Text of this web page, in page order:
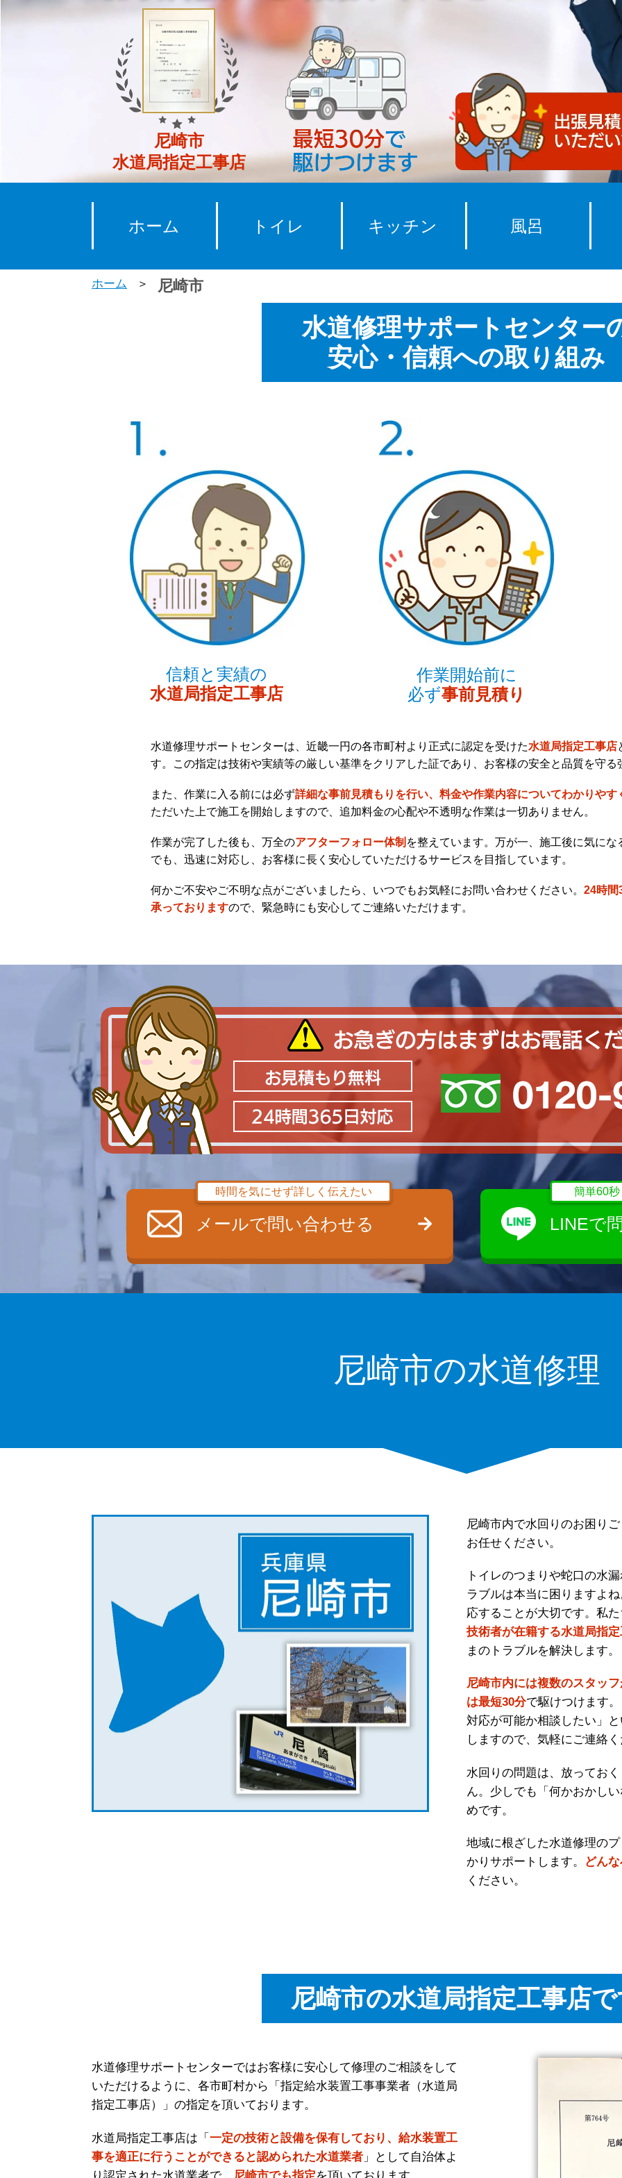
尼崎市
水道局指定工事店
ホーム トイレ キッチン 風呂
ホーム 尼崎市
水道修理サポートセンター
安心・信頼への取り組み
信頼と実績の
水道局指定工事店
作業開始前に
必ず事前見積り
水道修理サポートセンターは、近畿一円の各市町村より正式に認定を受けた水道局指定工事店
す。この指定は技術や実績等の厳しい基準をクリアした証であり、お客様の安全と品質を守
また、作業に入る前には必ず詳細な事前見積もりを行い、料金や作業内容についてわかりやす
ただいた上で施工を開始しますので、追加料金の心配や不透明な作業は一切ありません。
作業が完了した後も、万全のアフターフォロー体制 を整えています。万が一、施工後に気に
でも、迅速に対応し、お客様に長く安心していただけるサービスを目指しています。
何かご不安やご不明な点がございましたら、いつでもお気軽にお問い合わせください。 24時間
承っておりますので、緊急時にも安心してご連絡いただけます。
時間を気にせず詳しく伝えたい
メールで問い合わせる
簡単60
LINEで
尼崎市の水道修理
尼崎市内で水回りのお困り
お任せください。
トイレのつまりや蛇口の水
ラブルは本当に困りますよ
応することが大切です。私
技術者が在籍する水道局指
まのトラブルを解決します。
尼崎市内には複数のスタッ
は最短30分で駆けつけます
対応が可能か相談したい」
しますので、気軽にご連絡
水回りの問題は、放ってお
ん。少しでも「何かおかし
めです。
地域に根ざした水道修理の
かりサポートします。
どん
ください。
尼崎市の水道局指定工事店
水道修理サポートセンターではお客様に安心して修理のご相談をして
いただけるように、各市町村から「指定給水装置工事事業者（水道局
指定工事店）」の指定を頂いております。
水道局指定工事店は「 一定の技術と設備を保有しており、給水装置工
事を適正に行うことができると認められた水道業者 」として自治体よ